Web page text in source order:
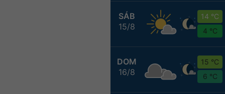
SÁB
15/8
14 °C
4 °C
DOM
16/8
15 °C
6 °C